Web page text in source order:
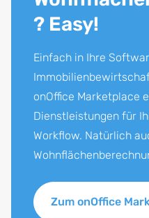
? Easy!
Einfach in Ihre
onOffice Marketplace
Dienstleistungen für
Workflow. Natürlich
Zum onOffice